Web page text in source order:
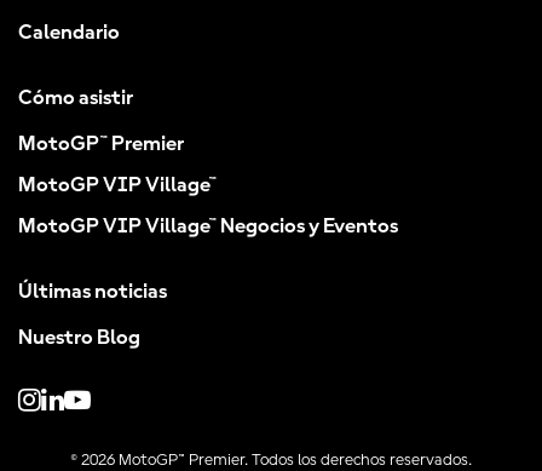
Calendario
Cómo asistir
MotoGP™ Premier
MotoGP VIP Village™
MotoGP VIP Village™ Negocios y Eventos
Últimas noticias
Nuestro Blog
© 2026 MotoGP™ Premier. Todos los derechos reservados.